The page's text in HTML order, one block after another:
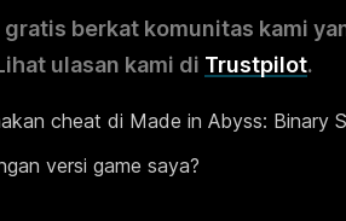
gratis berkat komunitas kami
ulasan kami di Trustpilot.
cheat di Made in Abyss: Binary
versi game saya?